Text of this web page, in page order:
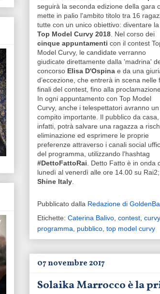
seguirà la seconda edizione della gara
mette in palio l'ambito titolo tra 16
tutte con un unico obiettivo: diventare la
Top Model Curvy 2018. Nel corso dei
cinque appuntamenti con il contest
Model Curvy, le candidate verranno
giudicate direttamente dalla 'madrina'
concorso Elisa D'Ospina e da una
d’eccezione, che entrerà in scena nelle
finali del contest, fino alla
In ogni appuntamento con Top Model
Curvy, anche i telespettatori avranno un
compito importante. Il pubblico da casa,
infatti, potrà salvare una ragazza a
eliminazione ed esprimere le proprie
preferenze attraverso i canali social
del programma, utilizzando l'hashtag
#DettoFattoRai. Detto Fatto è in onda
lunedì al venerdì alle ore 14.00 su
Shine Italy.
Pubblicato dalla Redazione di
Etichette: Caterina Balivo, contest, curvy
programma, pubblico, top model curvy
07 novembre 2017
Solaika Marrocco è la